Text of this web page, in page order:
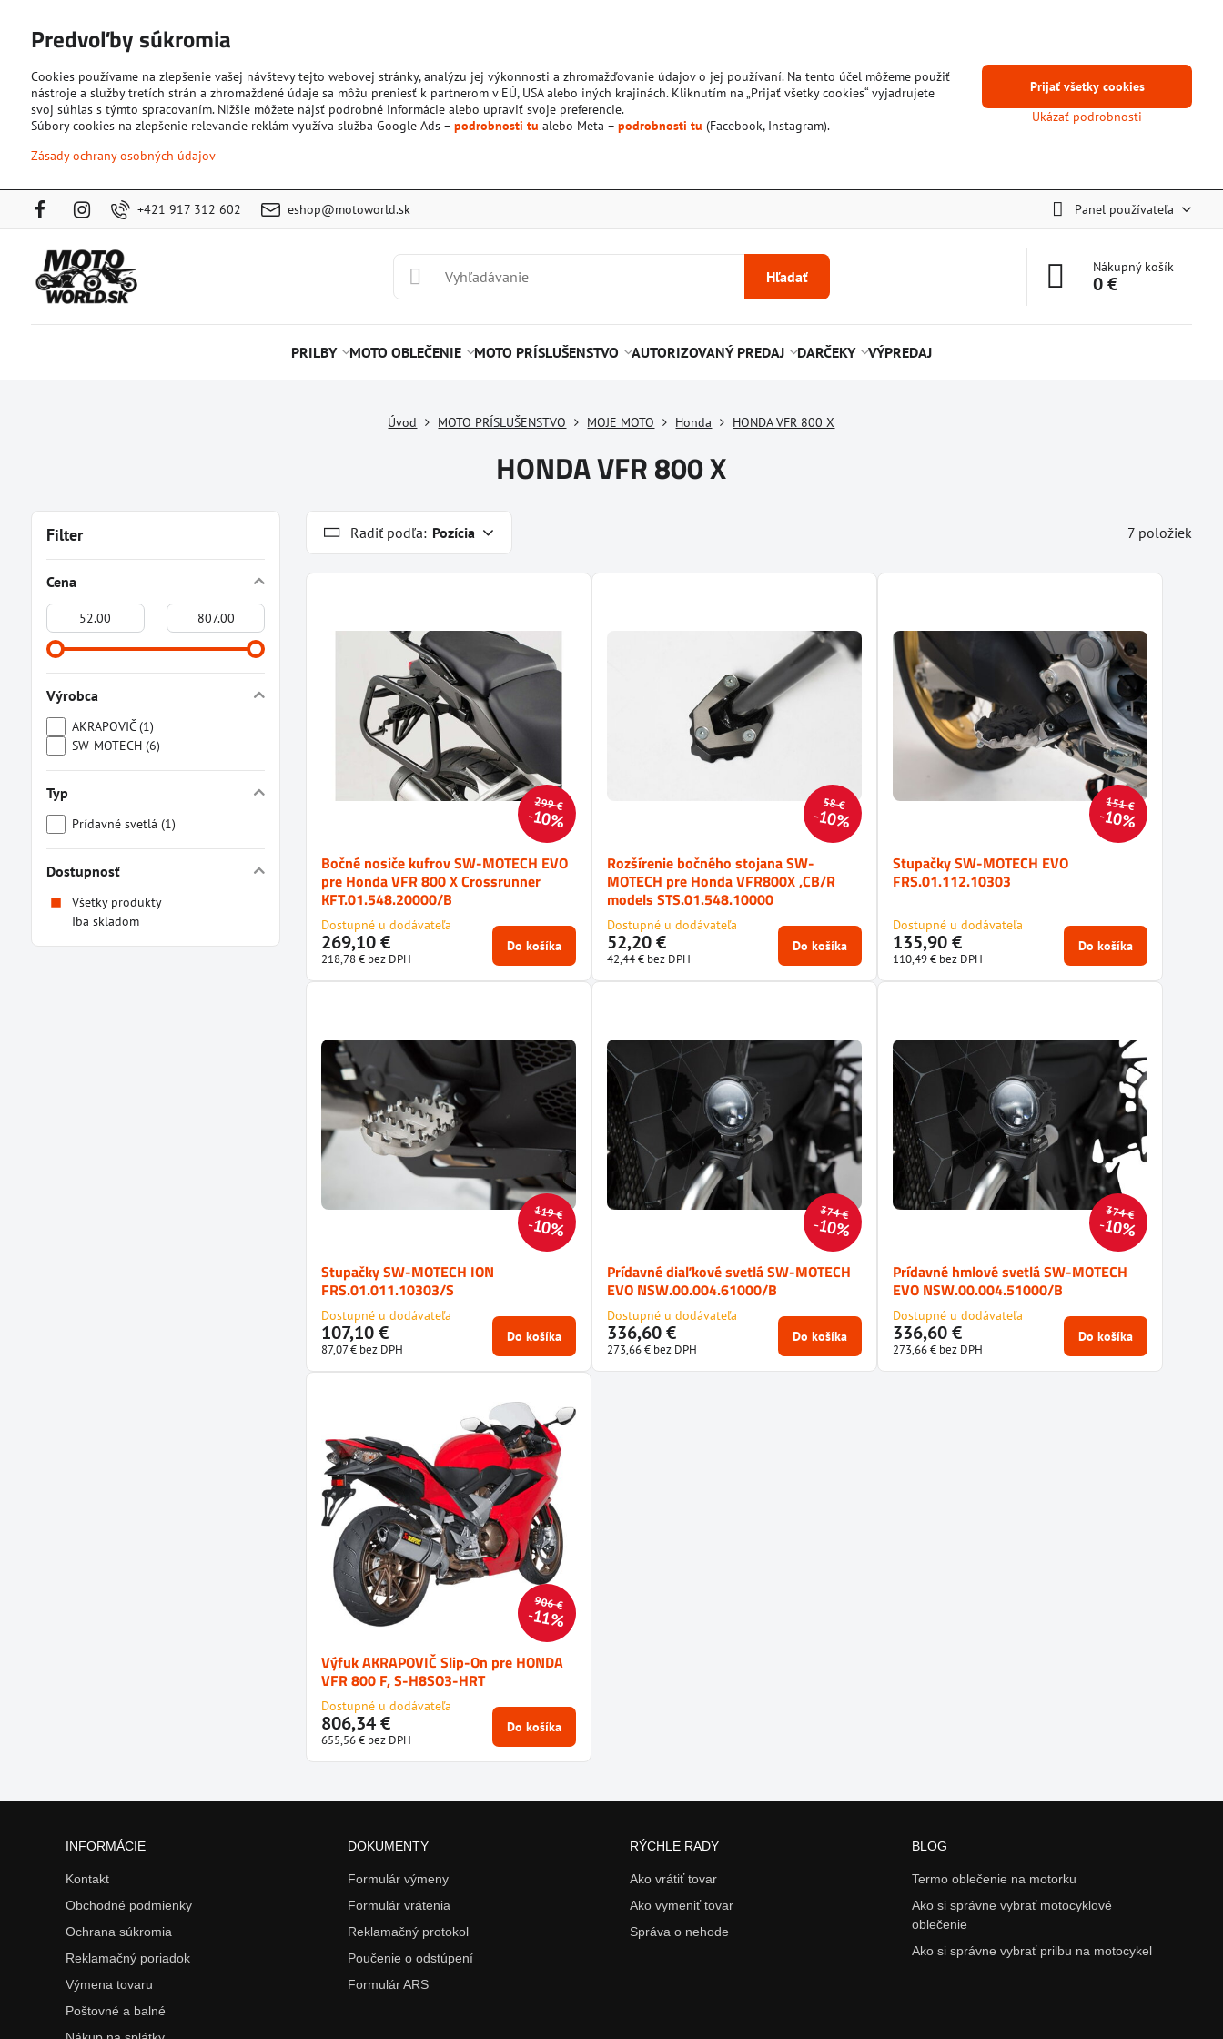
+421 917 312 602 eshop@motoworld.sk Panel používateľa
Hľadať
Nákupný košík
0 €
PRILBY MOTO OBLEČENIE MOTO PRÍSLUŠENSTVO AUTORIZOVANÝ PREDAJ DARČEKY VÝPREDAJ
Úvod MOTO PRÍSLUŠENSTVO MOJE MOTO Honda HONDA VFR 800 X
HONDA VFR 800 X
Radiť podľa: Pozícia 7 položiek
299 €
10%
Bočné nosiče kufrov SW-MOTECH EVO
pre Honda VFR 800 X Crossrunner
KFT.01.548.20000/B
Dostupné u dodávateľa
269,10 €
218,78 € bez DPH
Do košíka
58 €
10%
Rozšírenie bočného stojana SW-
MOTECH pre Honda VFR800X ,CB/R
models STS.01.548.10000
Dostupné u dodávateľa
52,20 €
42,44 € bez DPH
Do košíka
151 €
10%
Stupačky SW-MOTECH EVO
FRS.01.112.10303
Dostupné u dodávateľa
135,90 €
110,49 € bez DPH
Do košíka
119 €
10%
Stupačky SW-MOTECH ION
FRS.01.011.10303/S
Dostupné u dodávateľa
107,10 €
87,07 € bez DPH
Do košíka
374 €
10%
Prídavné diaľkové svetlá SW-MOTECH
EVO NSW.00.004.61000/B
Dostupné u dodávateľa
336,60 €
273,66 € bez DPH
Do košíka
374 €
10%
Prídavné hmlové svetlá SW-MOTECH
EVO NSW.00.004.51000/B
Dostupné u dodávateľa
336,60 €
273,66 € bez DPH
Do košíka
906 €
11%
Výfuk AKRAPOVIČ Slip-On pre HONDA
VFR 800 F, S-H8SO3-HRT
Dostupné u dodávateľa
806,34 €
655,56 € bez DPH
Do košíka
Filter
Cena
Od:
Do:
Výrobca
AKRAPOVIČ (1)
SW-MOTECH (6)
Typ
Prídavné svetlá (1)
Dostupnosť
Všetky produkty
Iba skladom
INFORMÁCIE
Kontakt
Obchodné podmienky
Ochrana súkromia
Reklamačný poriadok
Výmena tovaru
Poštovné a balné
DOKUMENTY
Formulár výmeny
Formulár vrátenia
Reklamačný protokol
Poučenie o odstúpení
Formulár ARS
RÝCHLE RADY
Ako vrátiť tovar
Ako vymeniť tovar
Správa o nehode
BLOG
Termo oblečenie na motorku
Ako si správne vybrať motocyklové
oblečenie
Ako si správne vybrať prilbu na motocykel
Predvoľby súkromia
Cookies používame na zlepšenie vašej návštevy tejto webovej stránky, analýzu jej výkonnosti a zhromažďovanie údajov o jej používaní. Na tento účel môžeme použiť
nástroje a služby tretích strán a zhromaždené údaje sa môžu preniesť k partnerom v EÚ, USA alebo iných krajinách. Kliknutím na „Prijať všetky cookies“ vyjadrujete
svoj súhlas s týmto spracovaním. Nižšie môžete nájsť podrobné informácie alebo upraviť svoje preferencie.
Súbory cookies na zlepšenie relevancie reklám využíva služba Google Ads – podrobnosti tu alebo Meta – podrobnosti tu (Facebook, Instagram).
Zásady ochrany osobných údajov
Ukázať podrobnosti
Prijať všetky cookies